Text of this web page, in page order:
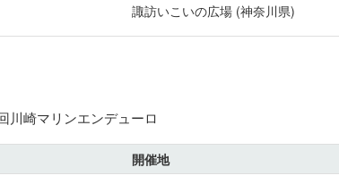
諏訪いこいの広場 (神奈川県)
川崎マリンエンデューロ
開催地